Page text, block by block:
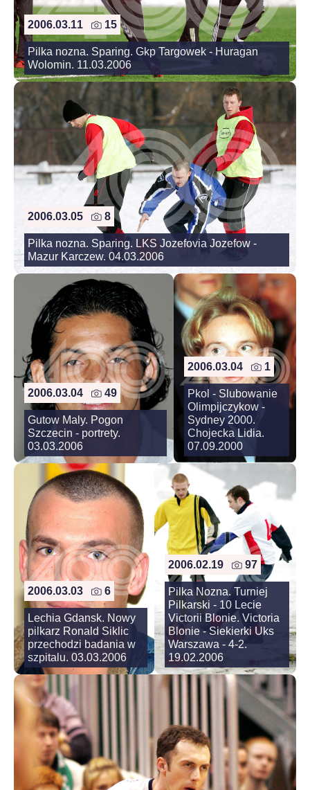
2006.03.11 15
Pilka nozna. Sparing. Gkp Targowek - Huragan
Wolomin. 11.03.2006
2006.03.05 8
Pilka nozna. Sparing. LKS Jozefovia Jozefow -
Mazur Karczew. 04.03.2006
2006.03.04 49
Gutow Maly. Pogon
Szczecin - portrety.
03.03.2006
2006.03.04 1
Pkol - Slubowanie
Olimpijczykow -
Sydney 2000.
Chojecka Lidia.
07.09.2000
2006.03.03 6
Lechia Gdansk. Nowy
pilkarz Ronald Siklic
przechodzi badania w
szpitalu. 03.03.2006
2006.02.19 97
Pilka Nozna. Turniej
Pilkarski - 10 Lecie
Victorii Blonie. Victoria
Blonie - Siekierki Uks
Warszawa - 4-2.
19.02.2006